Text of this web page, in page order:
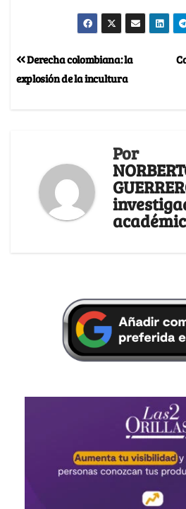
Derecha colombiana: la
explosión de la incultura
Por